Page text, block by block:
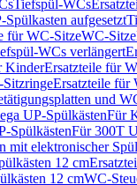
Tiefspül-WCs
aufgesetzt
für WC-SitzeWC-Sitze
WCs verlängert
KinderErsatzteile für
Ersatzteile für
und
UP-SpülkästenFür
SpülkästenFür 300T
mit elektronischer
12 cm
12 cmWC-